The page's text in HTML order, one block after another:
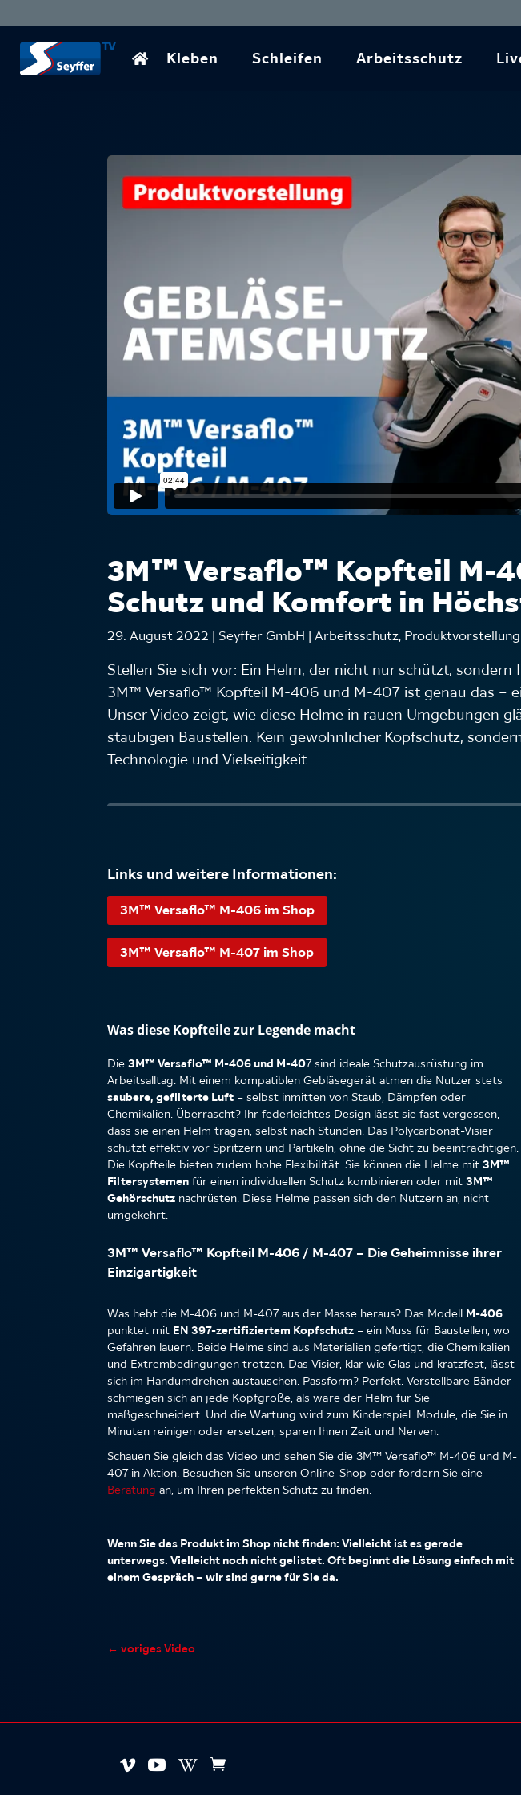
Kleben Schleifen Arbeitsschutz
3M™ Versaflo™ Kopfteil M-
Schutz und Komfort in
29. August 2022 | Seyffer GmbH | Arbeitsschutz, Produktvorstellung
Stellen Sie sich vor: Ein Helm, der nicht nur schützt, sondern
3M™ Versaflo™ Kopfteil M-406 und M-407 ist genau das –
Unser Video zeigt, wie diese Helme in rauen Umgebungen
staubigen Baustellen. Kein gewöhnlicher Kopfschutz,
Technologie und Vielseitigkeit.
Links und weitere Informationen:
3M™ Versaflo™ M-406 im Shop
3M™ Versaflo™ M-407 im Shop
Was diese Kopfteile zur Legende macht
Die3M™ Versaflo™ M-406 und M-407 sind ideale Schutzausrüstung im
Arbeitsalltag. Mit einem kompatiblen Gebläsegerät atmen die Nutzer stets
saubere, gefilterte Luft – selbst inmitten von Staub, Dämpfen oder
Chemikalien. Überrascht? Ihr federleichtes Design lässt sie fast vergessen,
dass sie einen Helm tragen, selbst nach Stunden. Das Polycarbonat-Visier
schützt effektiv vor Spritzern und Partikeln, ohne die Sicht zu beeinträchtigen.
Die Kopfteile bieten zudem hohe Flexibilität: Sie können die Helme mit3M™
Filtersystemen für einen individuellen Schutz kombinieren oder mit3M™
Gehörschutz nachrüsten. Diese Helme passen sich den Nutzern an, nicht
umgekehrt.
3M™ Versaflo™ Kopfteil M-406 / M-407 – Die Geheimnisse ihrer
Einzigartigkeit
Was hebt die M-406 und M-407 aus der Masse heraus? Das Modell M-406
punktet mit EN 397-zertifiziertem Kopfschutz – ein Muss für Baustellen, wo
Gefahren lauern. Beide Helme sind aus Materialien gefertigt, die Chemikalien
und Extrembedingungen trotzen. Das Visier, klar wie Glas und kratzfest, lässt
sich im Handumdrehen austauschen. Passform? Perfekt. Verstellbare Bänder
schmiegen sich an jede Kopfgröße, als wäre der Helm für Sie
maßgeschneidert. Und die Wartung wird zum Kinderspiel: Module, die Sie in
Minuten reinigen oder ersetzen, sparen Ihnen Zeit und Nerven.
Schauen Sie gleich das Video und sehen Sie die 3M™ Versaflo™ M-406 und M-
407 in Aktion. Besuchen Sie unseren Online-Shop oder fordern Sie eine
Beratung an, um Ihren perfekten Schutz zu finden.
Wenn Sie das Produkt im Shop nicht finden: Vielleicht ist es gerade
unterwegs. Vielleicht noch nicht gelistet. Oft beginnt die Lösung einfach mit
einem Gespräch – wir sind gerne für Sie da.
←voriges Video
   